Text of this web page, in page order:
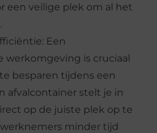
een veilige plek om al het
Een
werkomgeving is cruciaal
besparen tijdens een
afvalcontainer stelt je in
op de juiste plek op te
werknemers minder tijd